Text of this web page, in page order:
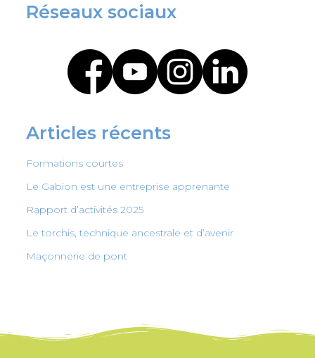
Réseaux sociaux
Articles récents
Formations courtes
Le Gabion est une entreprise apprenante
Rapport d’activités 2025
Le torchis, technique ancestrale et d’avenir
Maçonnerie de pont